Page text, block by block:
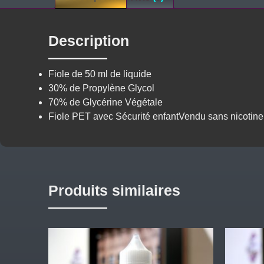
Description
Fiole de 50 ml de liquide
30% de Propylène Glycol
70% de Glycérine Végétale
Fiole PET avec Sécurité enfantVendu sans
Produits similaires